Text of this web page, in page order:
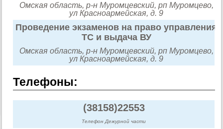
Омская область, р-н Муромцевский, рп Муромцево,
ул Красноармейская, д. 9
Проведение экзаменов на право управления
ТС и выдача ВУ
Омская область, р-н Муромцевский, рп Муромцево,
ул Красноармейская, д. 9
Телефоны:
(38158)22553
Телефон Дежурной части